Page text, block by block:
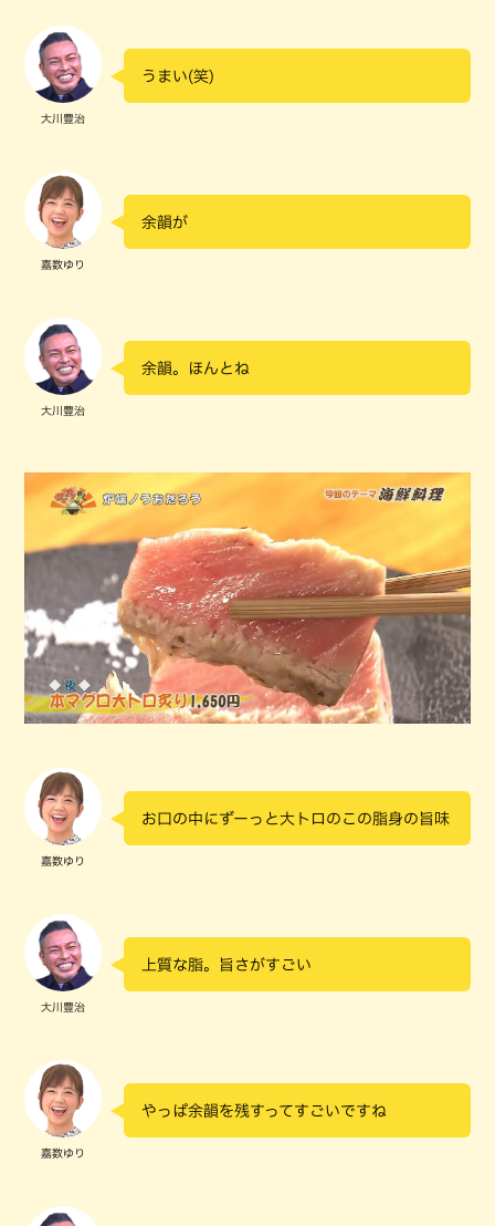
大川豊治
うまい(笑)
嘉数ゆり
余韻が
大川豊治
余韻。ほんとね
嘉数ゆり
お口の中にずーっと大トロのこの脂身の旨味
大川豊治
上質な脂。旨さがすごい
嘉数ゆり
やっぱ余韻を残すってすごいですね